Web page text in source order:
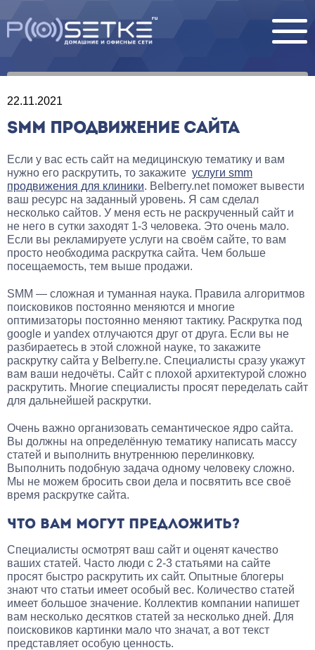
22.11.2021
SMM ПРОДВИЖЕНИЕ САЙТА
Если у вас есть сайт на медицинскую тематику и вам
нужно его раскрутить, то закажите услуги smm
продвижения для клиники. Belberry.net поможет вывести
ваш ресурс на заданный уровень. Я сам сделал
несколько сайтов. У меня есть не раскрученный сайт и
не него в сутки заходят 1-3 человека. Это очень мало.
Если вы рекламируете услуги на своём сайте, то вам
просто необходима раскрутка сайта. Чем больше
посещаемость, тем выше продажи.
SMM — сложная и туманная наука. Правила алгоритмов
поисковиков постоянно меняются и многие
оптимизаторы постоянно меняют тактику. Раскрутка под
google и yandex отлучаются друг от друга. Если вы не
разбираетесь в этой сложной науке, то закажите
раскрутку сайта у Belberry.ne. Специалисты сразу укажут
вам ваши недочёты. Сайт с плохой архитектурой сложно
раскрутить. Многие специалисты просят переделать сайт
для дальнейшей раскрутки.
Очень важно организовать семантическое ядро сайта.
Вы должны на определённую тематику написать массу
статей и выполнить внутреннюю перелинковку.
Выполнить подобную задача одному человеку сложно.
Мы не можем бросить свои дела и посвятить все своё
время раскрутке сайта.
ЧТО ВАМ МОГУТ ПРЕДЛОЖИТЬ?
Специалисты осмотрят ваш сайт и оценят качество
ваших статей. Часто люди с 2-3 статьями на сайте
просят быстро раскрутить их сайт. Опытные блогеры
знают что статьи имеет особый вес. Количество статей
имеет большое значение. Коллектив компании напишет
вам несколько десятков статей за несколько дней. Для
поисковиков картинки мало что значат, а вот текст
представляет особую ценность.